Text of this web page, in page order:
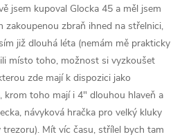
jsem kupoval Glocka 45 a měl jsem
zbraň ihned na střelnici,
již dlouhá léta (nemám mě prakticky
místo toho, možnost si vyzkoušet
zde mají k dispozici jako
krom toho mají i 4" dlouhou hlaveň a
návyková hračka pro velký kluky
Mít víc času, střílel bych tam